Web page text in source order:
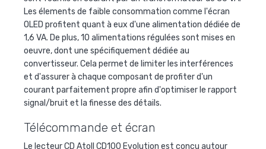
Les élements de faible consommation comme l'écran
OLED profitent quant à eux d'une alimentation dédiée de
1,6 VA. De plus, 10 alimentations régulées sont mises en
oeuvre, dont une spécifiquement dédiée au
convertisseur. Cela permet de limiter les interférences
et d'assurer à chaque composant de profiter d'un
courant parfaitement propre afin d'optimiser le rapport
signal/bruit et la finesse des détails.
Télécommande et écran
Le lecteur CD Atoll CD100 Evolution est conçu autour